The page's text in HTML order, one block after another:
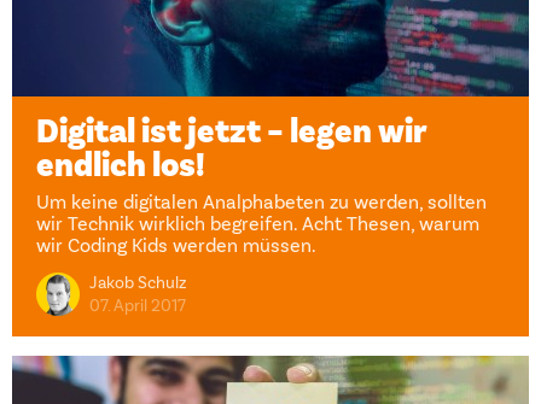
Digital ist jetzt – legen wir
endlich los!
Um keine digitalen Analphabeten zu werden, sollten
wir Technik wirklich begreifen. Acht Thesen, warum
wir Coding Kids werden müssen.
Jakob Schulz
07. April 2017